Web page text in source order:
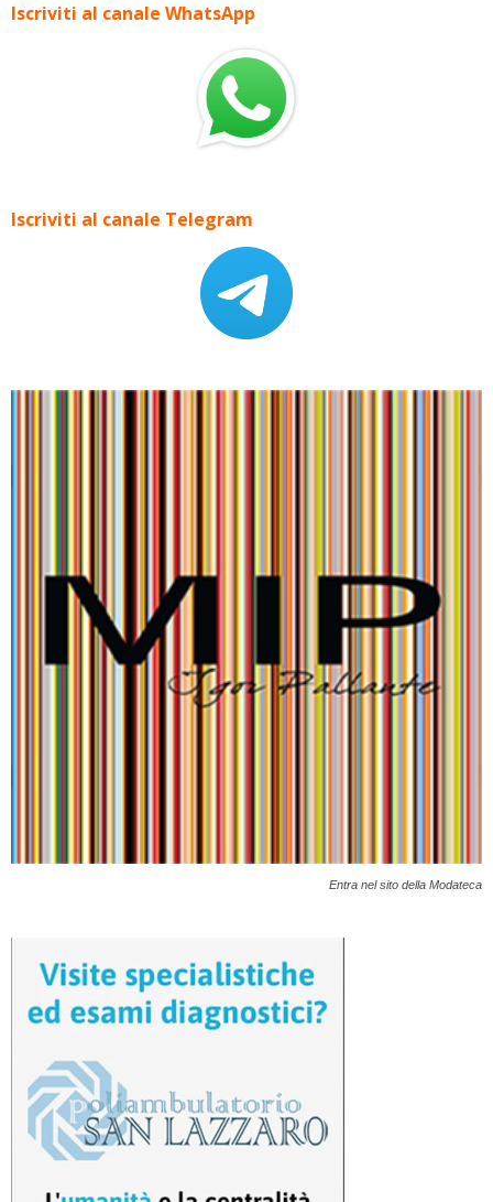
Iscriviti al canale WhatsApp
Iscriviti al canale Telegram
Entra nel sito della Modateca